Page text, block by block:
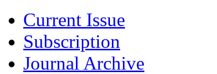
Current Issue
Subscription
Journal Archive